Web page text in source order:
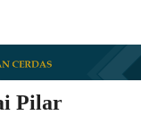
Pilar